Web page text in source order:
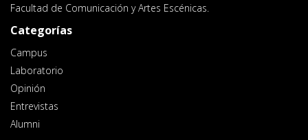
Facultad de Comunicación y Artes Escénicas.
Categorías
Campus
Laboratorio
Opinión
Entrevistas
Alumni